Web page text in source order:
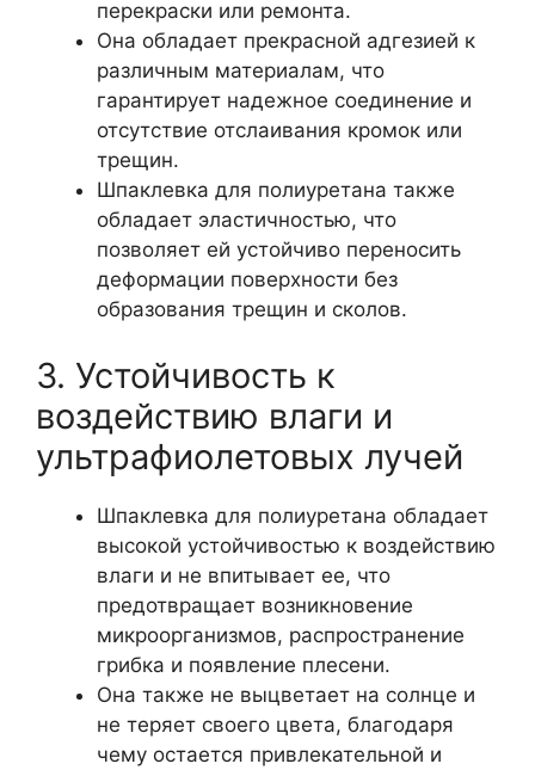
перекраски или ремонта.
Она обладает прекрасной адгезией к
различным материалам, что
гарантирует надежное соединение и
отсутствие отслаивания кромок или
трещин.
Шпаклевка для полиуретана также
обладает эластичностью, что
позволяет ей устойчиво переносить
деформации поверхности без
образования трещин и сколов.
3. Устойчивость к
воздействию влаги и
ультрафиолетовых лучей
Шпаклевка для полиуретана обладает
высокой устойчивостью к воздействию
влаги и не впитывает ее, что
предотвращает возникновение
микроорганизмов, распространение
грибка и появление плесени.
Она также не выцветает на солнце и
не теряет своего цвета, благодаря
чему остается привлекательной и